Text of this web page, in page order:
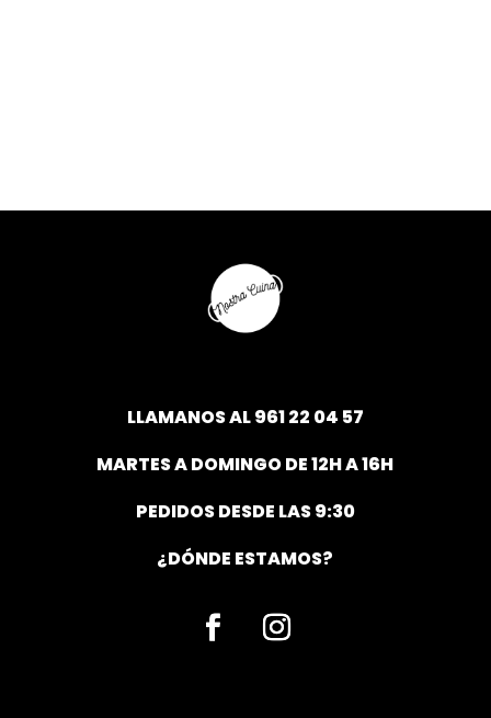
LLAMANOS AL961 22 04 57
MARTES A DOMINGO DE 12H A 16H
PEDIDOS DESDE LAS 9:30
¿DÓNDE ESTAMOS?